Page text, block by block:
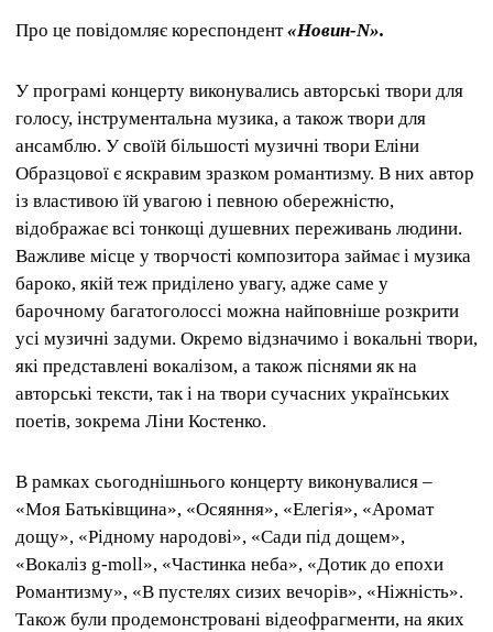
Про це повідомляє кореспондент«Новин-N».
У програмі концерту виконувались авторські твори для
голосу, інструментальна музика, а також твори для
ансамблю. У своїй більшості музичні твори Еліни
Образцової є яскравим зразком романтизму. В них автор
із властивою їй увагою і певною обережністю,
відображає всі тонкощі душевних переживань людини.
Важливе місце у творчості композитора займає і музика
бароко, якій теж приділено увагу, адже саме у
барочному багатоголоссі можна найповніше розкрити
усі музичні задуми. Окремо відзначимо і вокальні твори,
які представлені вокалізом, а також піснями як на
авторські тексти, так і на твори сучасних українських
поетів, зокрема Ліни Костенко.
В рамках сьогоднішнього концерту виконувалися –
«Моя Батьківщина», «Осяяння», «Елегія», «Аромат
дощу», «Рідному народові», «Сади під дощем»,
«Вокаліз g-moll», «Частинка неба», «Дотик до епохи
Романтизму», «В пустелях сизих вечорів», «Ніжність».
Також були продемонстровані відеофрагменти, на яких